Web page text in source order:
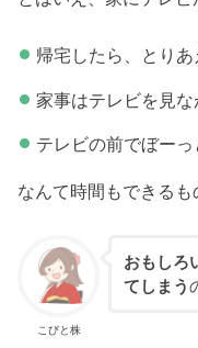
帰宅したら、とり
家事はテレビを見な
テレビの前でぼーっ
なんて時間もできるも
こびと株
おもしろ
てしまう